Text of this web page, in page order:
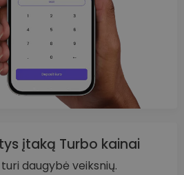
įtaką Turbo kainai
daugybė veiksnių.